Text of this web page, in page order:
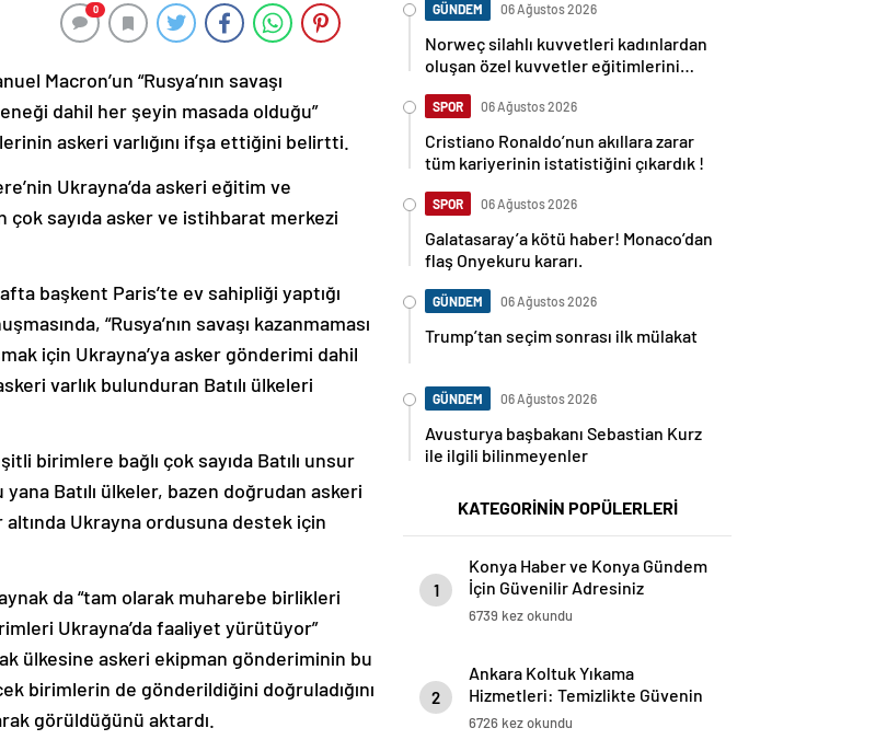
0
Macron’un “Rusya’nın savaşı
dahil her şeyin masada olduğu”
askeri varlığını ifşa ettiğini belirtti.
Ukrayna’da askeri eğitim ve
çok sayıda asker ve istihbarat merkezi
başkent Paris’te ev sahipliği yaptığı
“Rusya’nın savaşı kazanmaması
için Ukrayna’ya asker gönderimi dahil
varlık bulunduran Batılı ülkeleri
birimlere bağlı çok sayıda Batılı unsur
Batılı ülkeler, bazen doğrudan askeri
Ukrayna ordusuna destek için
da “tam olarak muharebe birlikleri
Ukrayna’da faaliyet yürütüyor”
ülkesine askeri ekipman gönderiminin bu
birimlerin de gönderildiğini doğruladığını
görüldüğünü aktardı.
GÜNDEM 06 Ağustos 2026
Norweç silahlı kuvvetleri kadınlardan
oluşan özel kuvvetler eğitimlerini
SPOR 06 Ağustos 2026
Cristiano Ronaldo’nun akıllara zarar
tüm kariyerinin istatistiğini çıkardık !
SPOR 06 Ağustos 2026
Galatasaray’a kötü haber! Monaco’dan
flaş Onyekuru kararı.
GÜNDEM 06 Ağustos 2026
Trump’tan seçim sonrası ilk mülakat
GÜNDEM 06 Ağustos 2026
Avusturya başbakanı Sebastian Kurz
ile ilgili bilinmeyenler
KATEGORİNİN POPÜLERLERİ
1
Konya Haber ve Konya Gündem
İçin Güvenilir Adresiniz
6739 kez okundu
2
Ankara Koltuk Yıkama
Hizmetleri: Temizlikte Güvenin
Adresi
6726 kez okundu